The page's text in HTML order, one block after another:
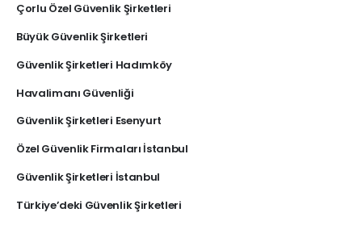
Çorlu Özel Güvenlik Şirketleri
Büyük Güvenlik Şirketleri
Güvenlik Şirketleri Hadımköy
Havalimanı Güvenliği
Güvenlik Şirketleri Esenyurt
Özel Güvenlik Firmaları İstanbul
Güvenlik Şirketleri İstanbul
Türkiye’deki Güvenlik Şirketleri